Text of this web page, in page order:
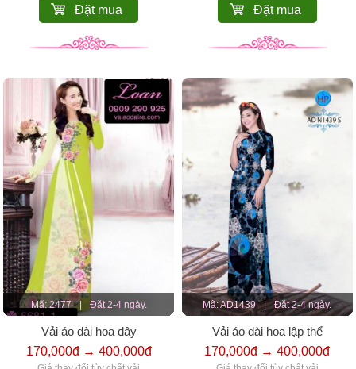
Đặt mua Đặt mua
Mã: 2477 | Đặt 2-4 ngày.
Vải áo dài hoa dây
170,000đ → 400,000đ
Mã: AD1439 | Đặt 2-4 ngày.
Vải áo dài hoa lập thể
170,000đ → 400,000đ